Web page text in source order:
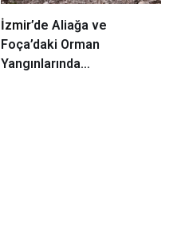
İzmir’de Aliağa ve
Foça’daki Orman
Yangınlarında